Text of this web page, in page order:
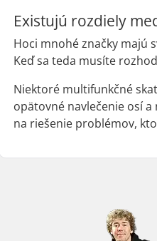
Existujú rozdiely
Hoci mnohé značky majú
Keď sa teda musíte
Niektoré multifunkčné
opätovné navlečenie osí
na riešenie problémov,